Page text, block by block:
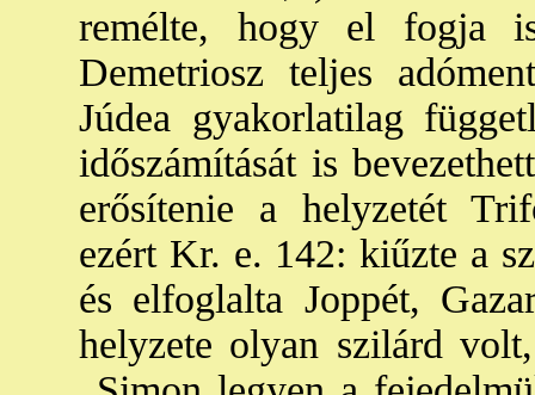
remélte, hogy el fogja
Demetriosz teljes
Júdea gyakorlatilag
időszámítását is
erősítenie a helyzetét
ezért Kr. e. 142: kiűzte a
és elfoglalta Joppét,
helyzete olyan szilárd